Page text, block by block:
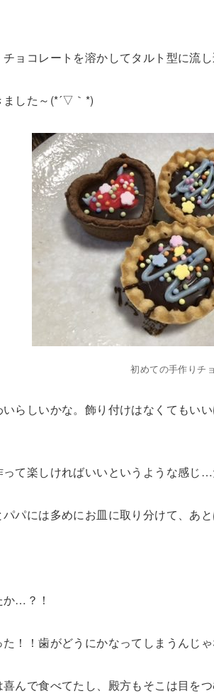
ョコレートを溶かしてタルト型に流
した～(*´▽｀*)
初めての手作りチ
らしいかな。飾り付けはなくてもい
て楽しければいいというような感じ…
パには多めにお皿に取り分けて、あ
…？！
！！歯がどうにかなってしまうんじ
んで食べてたし、殿方もそこは目を